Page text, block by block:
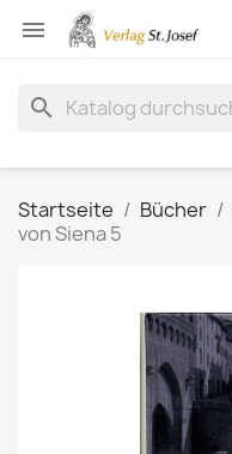

search
Startseite Bücher
von Siena 5